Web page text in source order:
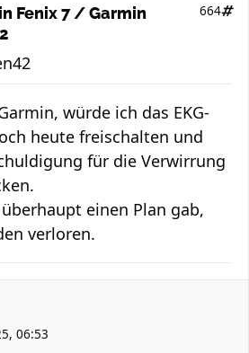
Fenix 7 / Garmin
664
würde ich das EKG-
heute freischalten und
für die Verwirrung
einen Plan gab,
verloren.
06:53